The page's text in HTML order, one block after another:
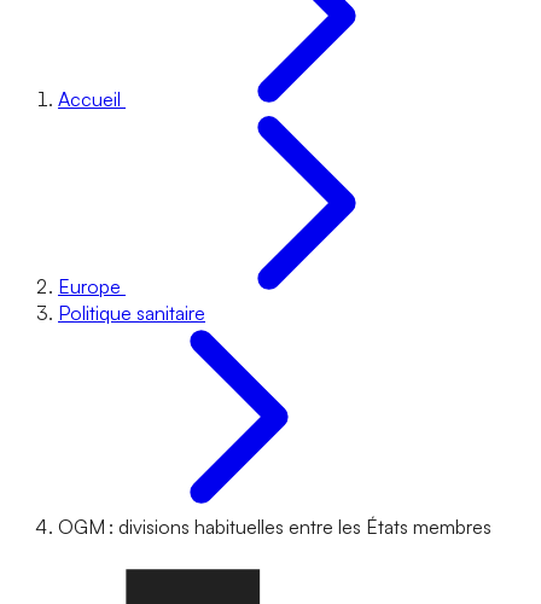
Accueil
Europe
Politique sanitaire
OGM : divisions habituelles entre les États membres